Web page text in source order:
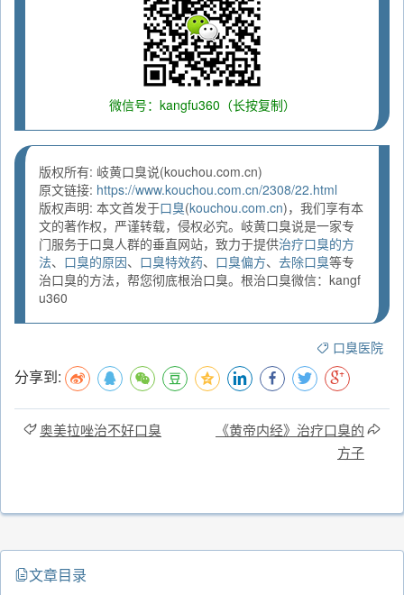
微信号：kangfu360（长按复制）
版权所有: 岐黄口臭说(kouchou.com.cn)
原文链接: https://www.kouchou.com.cn/2308/22.html
版权声明: 本文首发于口臭(kouchou.com.cn)，我们享有本
文的著作权，严谨转载，侵权必究。岐黄口臭说是一家专
门服务于口臭人群的垂直网站，致力于提供治疗口臭的方
法、 口臭的原因、 口臭特效药、 口臭偏方、 去除口臭等专
治口臭的方法，帮您彻底根治口臭。根治口臭微信：kangf
u360
口臭医院
分享到:
奥美拉唑治不好口臭
《黄帝内经》治疗口臭的
方子
文章目录